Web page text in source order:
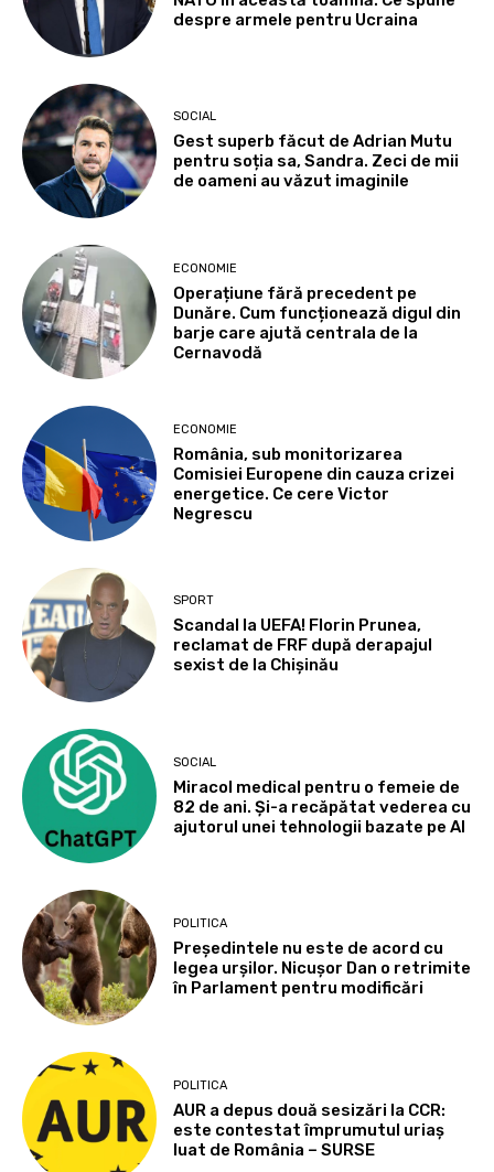
despre armele pentru Ucraina
SOCIAL
Gest superb făcut de Adrian Mutu
pentru soția sa, Sandra. Zeci de mii
de oameni au văzut imaginile
ECONOMIE
Operațiune fără precedent pe
Dunăre. Cum funcționează digul din
barje care ajută centrala de la
Cernavodă
ECONOMIE
România, sub monitorizarea
Comisiei Europene din cauza crizei
energetice. Ce cere Victor
Negrescu
SPORT
Scandal la UEFA! Florin Prunea,
reclamat de FRF după derapajul
sexist de la Chișinău
SOCIAL
Miracol medical pentru o femeie de
82 de ani. Și-a recăpătat vederea cu
ajutorul unei tehnologii bazate pe AI
POLITICA
Președintele nu este de acord cu
legea urșilor. Nicușor Dan o retrimite
în Parlament pentru modificări
POLITICA
AUR a depus două sesizări la CCR:
este contestat împrumutul uriaș
luat de România – SURSE